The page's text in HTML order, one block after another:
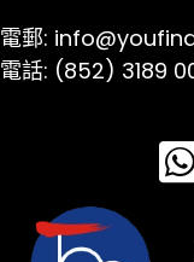
電郵:
電話: (852) 3189